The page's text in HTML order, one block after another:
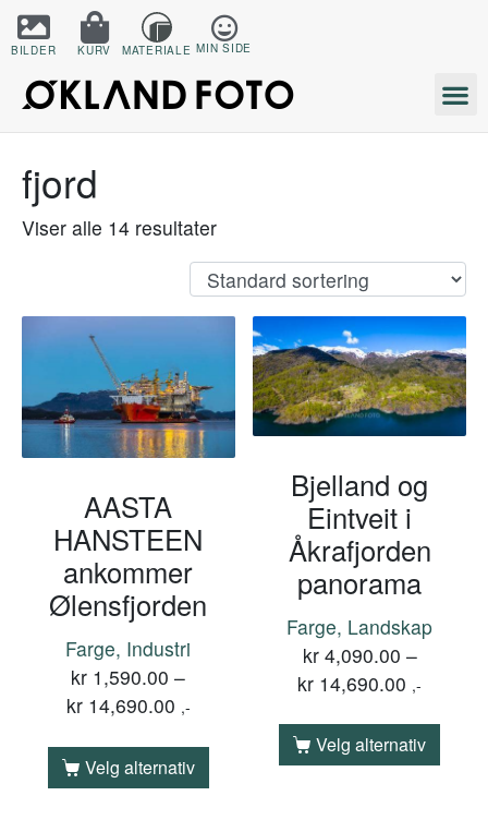
BILDER KURV MATERIALE MIN SIDE
fjord
Viser alle 14 resultater
AASTA
HANSTEEN
ankommer
Ølensfjorden
Farge, Industri
kr 1,590.00 –
kr14,690.00 ,-
Velg alternativ
Bjelland og
Eintveit i
Åkrafjorden
panorama
Farge, Landskap
kr4,090.00 –
kr 14,690.00 ,-
Velg alternativ